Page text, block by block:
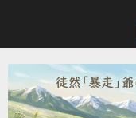
を
ス
キ
ッ